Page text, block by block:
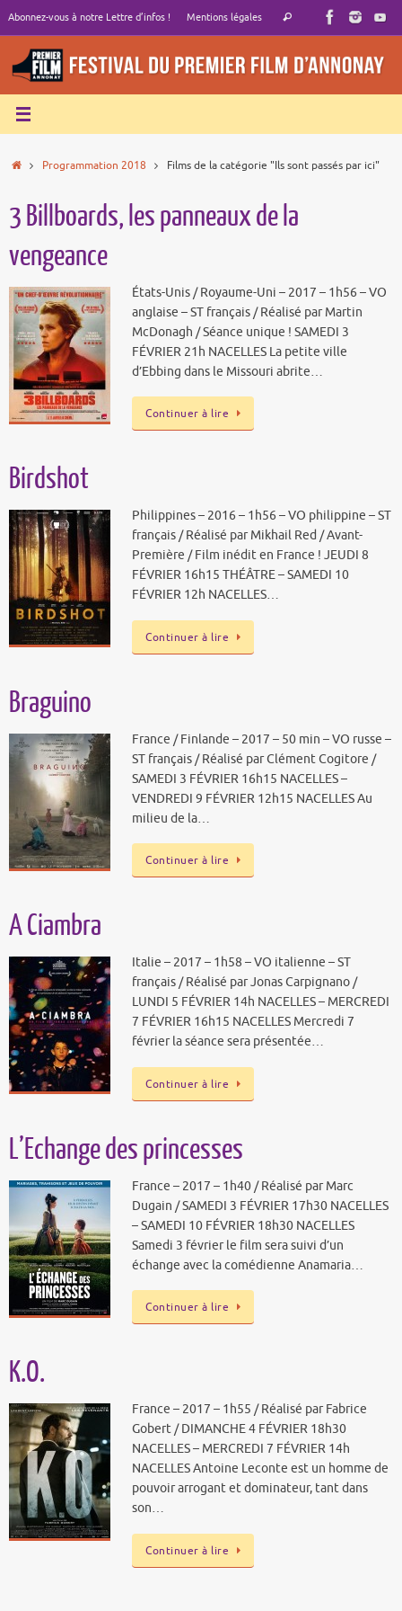
contenu
Abonnez-vous à notre Lettre d’infos ! Mentions légales
Recherche
Rechercher
AccueilProgrammation 2018 Films de la catégorie "Ils sont passés par ici"
3 Billboards, les panneaux de la
vengeance
États-Unis / Royaume-Uni – 2017 – 1h56 – VO
anglaise – ST français / Réalisé par Martin
McDonagh / Séance unique ! SAMEDI 3
FÉVRIER 21h NACELLES La petite ville
d’Ebbing dans le Missouri abrite…
Continuer à lire
Birdshot
Philippines – 2016 – 1h56 – VO philippine – ST
français / Réalisé par Mikhail Red / Avant-
Première / Film inédit en France ! JEUDI 8
FÉVRIER 16h15 THÉÂTRE – SAMEDI 10
FÉVRIER 12h NACELLES…
Continuer à lire
Braguino
France / Finlande – 2017 – 50 min – VO russe –
ST français / Réalisé par Clément Cogitore /
SAMEDI 3 FÉVRIER 16h15 NACELLES –
VENDREDI 9 FÉVRIER 12h15 NACELLES Au
milieu de la…
Continuer à lire
A Ciambra
Italie – 2017 – 1h58 – VO italienne – ST
français / Réalisé par Jonas Carpignano /
LUNDI 5 FÉVRIER 14h NACELLES – MERCREDI
7 FÉVRIER 16h15 NACELLES Mercredi 7
février la séance sera présentée…
Continuer à lire
L’Echange des princesses
France – 2017 – 1h40 / Réalisé par Marc
Dugain / SAMEDI 3 FÉVRIER 17h30 NACELLES
– SAMEDI 10 FÉVRIER 18h30 NACELLES
Samedi 3 février le film sera suivi d’un
échange avec la comédienne Anamaria…
Continuer à lire
K.O.
France – 2017 – 1h55 / Réalisé par Fabrice
Gobert / DIMANCHE 4 FÉVRIER 18h30
NACELLES – MERCREDI 7 FÉVRIER 14h
NACELLES Antoine Leconte est un homme de
pouvoir arrogant et dominateur, tant dans
son…
Continuer à lire